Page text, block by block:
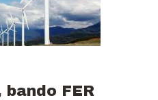
bando FER